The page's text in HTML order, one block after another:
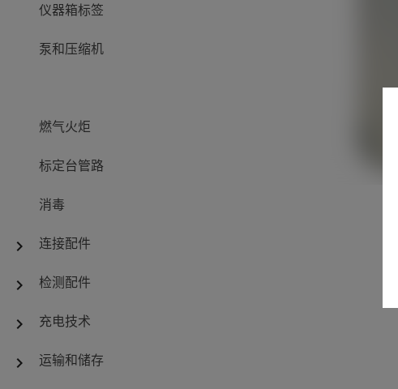
仪器箱标签
泵和压缩机
燃气火炬
标定台管路
消毒
chevron_right 连接配件
chevron_right 检测配件
chevron_right 充电技术
chevron_right 运输和储存